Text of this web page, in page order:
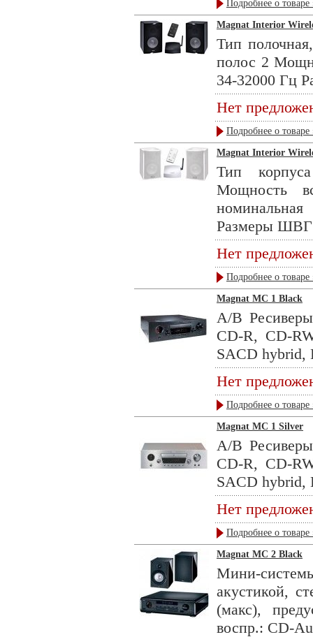
Подробнее о товаре
Magnat Interior
Тип
полос 2
34-32000 Гц
Нет
Подробнее о товаре
Magnat Interior
Тип
Мощность
Размеры ШВГ
Нет
Подробнее о товаре
Magnat MC 1 Black
А/В
CD-R, CD-
SACD hybrid,
Нет
Подробнее о товаре
Magnat MC 1 Silver
А/В
CD-R, CD-
SACD hybrid,
Нет
Подробнее о товаре
Magnat MC 2 Black
Мини-
акустикой,
(макс),
воспр.: CD-